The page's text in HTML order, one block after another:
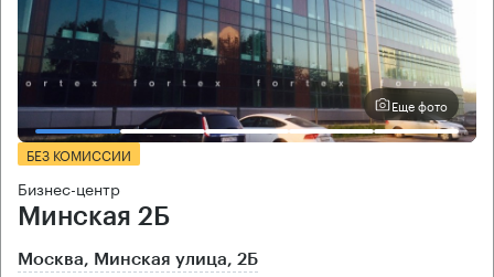
Еще фото
БЕЗ КОМИССИИ
Бизнес-центр
Минская 2Б
Москва, Минская улица, 2Б